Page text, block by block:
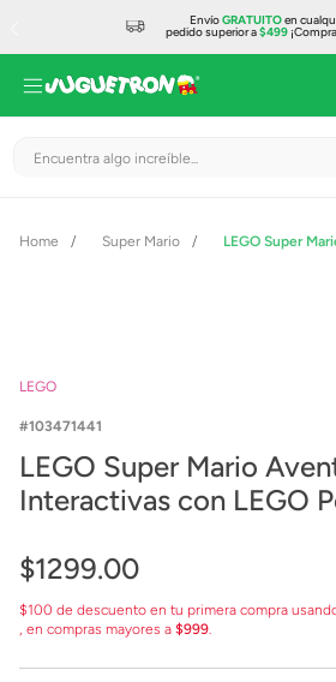
EnvíoGRATUITOen
pedido superior a$499
Encuentra algo increíble...
Super Mario
LEGO
103471441
LEGO Super Mario
Interactivas con LEGO
$1299.00
$100 de descuento en tu primera compra
, en compras mayores a $999.